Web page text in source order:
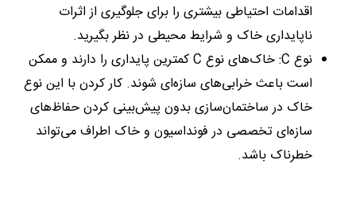
اقدامات احتیاطی بیشتری را برای جلوگیری از اثرات
ناپایداری خاک و شرایط محیطی در نظر بگیرید.
نوع C: خاک‌های نوع C کمترین پایداری را دارند و ممکن
است باعث خرابی‌های سازه‌ای شوند. کار کردن با این نوع
خاک در ساختمان‌سازی بدون پیش‌بینی کردن حفاظ‌های
سازه‌ای تخصصی در فونداسیون و خاک اطراف می‌تواند
خطرناک باشد.